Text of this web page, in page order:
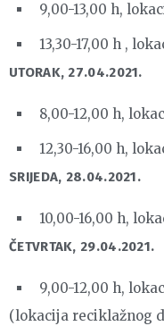
9,00-13,00 h,
13,30-17,00 h ,
UTORAK, 27.04.2021.
8,00-12,00 h,
12,30-16,00 h,
SRIJEDA, 28.04.2021.
10,00-16,00 h,
ČETVRTAK, 29.04.2021.
9,00-12,00 h,
(lokacija reciklažnog